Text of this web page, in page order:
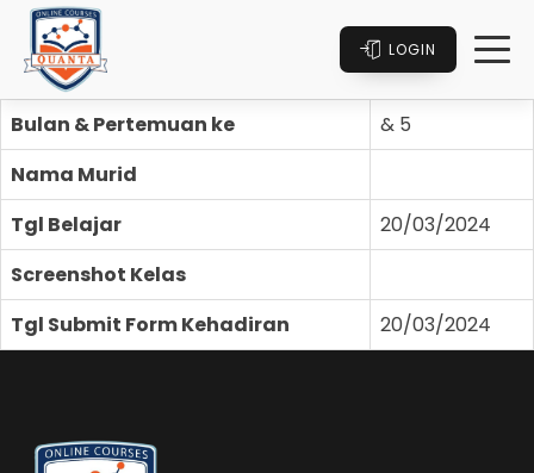
LOGIN
Bulan & Pertemuan ke
& 5
Nama Murid
Tgl Belajar
20/03/2024
Screenshot Kelas
Tgl Submit Form Kehadiran
20/03/2024